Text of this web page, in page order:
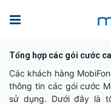
Tổng hợp các gói cước
Các khách hàng
thông tin các gói cước
sử dụng. Dưới đây là